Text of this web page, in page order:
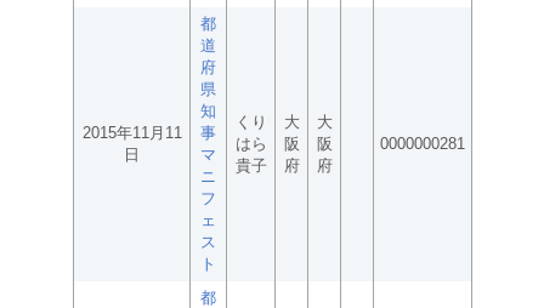
2015年11月11
日
都
道
府
県
知
事
マ
ニ
フ
ェ
ス
ト
くり
はら
貴子
大
阪
府
大
阪
府
0000000281
都